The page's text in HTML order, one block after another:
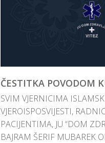
ČESTITKA POVODOM
SVIM VJERNICIMA
VJEROISPOSVIJESTI,
PACIJENTIMA, JU “DOM
BAJRAM ŠERIF MUBAREK